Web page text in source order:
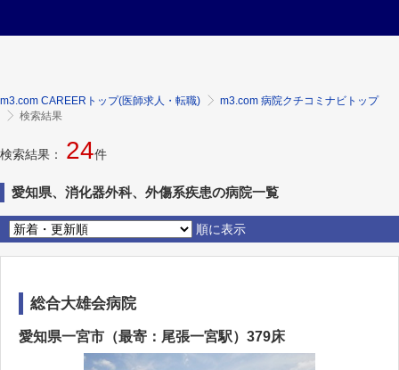
m3.com CAREERトップ(医師求人・転職)
m3.com 病院クチコミナビトップ
検索結果
検索結果： 24件
愛知県、消化器外科、外傷系疾患の病院一覧
順に表示
総合大雄会病院
愛知県一宮市（最寄：尾張一宮駅）379床